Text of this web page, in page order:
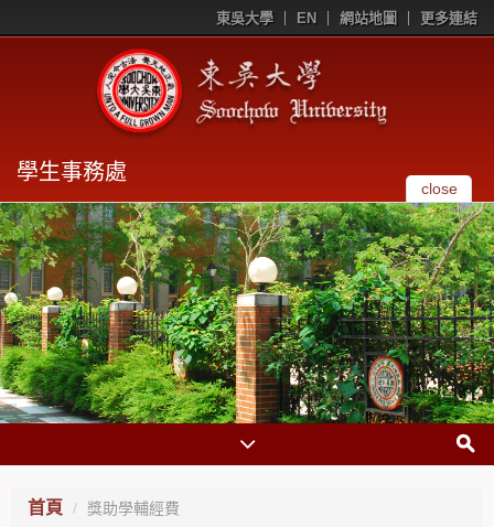
東吳大學 EN 網站地圖 更多連結
學生事務處
close
首頁 獎助學輔經費